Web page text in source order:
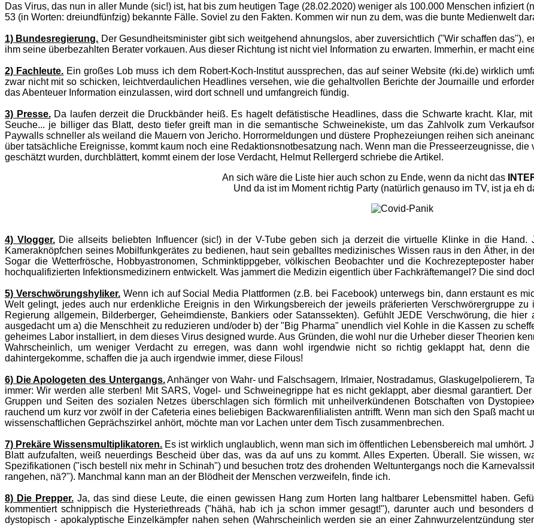
Das Virus, das nun in aller Munde (sic!) ist, hat bis zum heutigen Tage (28.02.2020) weniger als 100.000 Menschen infiziert
53 (in Worten: dreiundfünfzig) bekannte Fälle. Soviel zu den Fakten. Kommen wir nun zu dem, was die bunte Medienwelt
1) Bundesregierung. Der Gesundheitsminister gibt sich weitgehend ahnungslos, aber zuversichtlich ("Wir schaffen das"),
ihm seine überbezahlten Berater vorkauen. Aus dieser Richtung ist nicht viel Information zu erwarten. Immerhin, er macht
2) Fachleute. Ein großes Lob muss ich dem Robert-Koch-Institut aussprechen, das auf seiner Website (rki.de) wirklich
zwar nicht mit so schicken, leichtverdaulichen Headlines versehen, wie die gehaltvollen Berichte der Journaille und
das Abenteuer Information einzulassen, wird dort schnell und umfangreich fündig.
3) Presse.Da laufen derzeit die Druckbänder heiß. Es hagelt defätistische Headlines, dass die Schwarte kracht. Klar,
Seuche... je billiger das Blatt, desto tiefer greift man in die semantische Schweinekiste, um das Zahlvolk zum
Paywalls schneller als weiland die Mauern von Jericho. Horrormeldungen und düstere Prophezeiungen reihen sich
über tatsächliche Ereignisse, kommt kaum noch eine Redaktionsnotbesatzung nach. Wenn man die Presseerzeugnisse,
geschätzt wurden, durchblättert, kommt einem der lose Verdacht, Helmut Rellergerd schriebe die Artikel.
An sich wäre die Liste hier auch schon zu Ende, wenn da nicht das
Und da ist im Moment richtig Party (natürlich genauso im TV, ist ja eh
4) Vlogger.Die allseits beliebten Influencer (sic!) in der V-Tube geben sich ja derzeit die virtuelle Klinke in die
Kameraknöpfchen seines Mobilfunkgerätes zu bedienen, haut sein geballtes medizinisches Wissen raus in den Äther, in
Sogar die Wetterfrösche, Hobbyastronomen, Schminktippgeber, völkischen Beobachter und die Kochrezepteposter
hochqualifizierten Infektionsmedizinern entwickelt. Was jammert die Medizin eigentlich über Fachkräftemangel? Die sind
5) Verschwörungshyliker.Wenn ich auf Social Media Plattformen (z.B. bei Facebook) unterwegs bin, dann erstaunt es
Welt gelingt, jedes auch nur erdenkliche Ereignis in den Wirkungsbereich der jeweils präferierten Verschwörergruppe
Regierung allgemein, Bilderberger, Geheimdienste, Bankiers oder Satanssekten). Gefühlt JEDE Verschwörung, die
ausgedacht um a) die Menschheit zu reduzieren und/oder b) der "Big Pharma" unendlich viel Kohle in die Kassen zu
geheimes Labor installiert, in dem dieses Virus designed wurde. Aus Gründen, die wohl nur die Urheber dieser Theorien
Wahrscheinlich, um weniger Verdacht zu erregen, was dann wohl irgendwie nicht so richtig geklappt hat, denn
dahintergekomme, schaffen die ja auch irgendwie immer, diese Filous!
6) Die Apologeten des Untergangs.Anhänger von Wahr- und Falschsagern, Irlmaier, Nostradamus, Glaskugelpolierern,
immer: Wir werden alle sterben! Mit SARS, Vogel- und Schweinegrippe hat es nicht geklappt, aber diesmal garantiert.
Gruppen und Seiten des sozialen Netzes überschlagen sich förmlich mit unheilverkündenen Botschaften von
rauchend um kurz vor zwölf in der Cafeteria eines beliebigen Backwarenfilialisten antrifft. Wenn man sich den Spaß macht
wissenschaftlichen Geprächszirkel anhört, möchte man vor Lachen unter dem Tisch zusammenbrechen.
7) Prekäre Wissensmultiplikatoren. Es ist wirklich unglaublich, wenn man sich im öffentlichen Lebensbereich mal
Blatt aufzufalten, weiß neuerdings Bescheid über das, was da auf uns zu kommt. Alles Experten. Überall. Sie wissen,
Spezifikationen ("isch bestell nix mehr in Schinah") und besuchen trotz des drohenden Weltuntergangs noch die
rangehen, nä?"). Manchmal kann man an der Blödheit der Menschen verzweifeln, finde ich.
8) Die Prepper.Ja, das sind diese Leute, die einen gewissen Hang zum Horten lang haltbarer Lebensmittel haben.
kommentiert schnippisch die Hysteriethreads ("hähä, hab ich ja schon immer gesagt!"), darunter auch und
dystopisch - apokalyptische Einzelkämpfer nahen sehen (Wahrscheinlich werden sie an einer Zahnwurzelentzündung